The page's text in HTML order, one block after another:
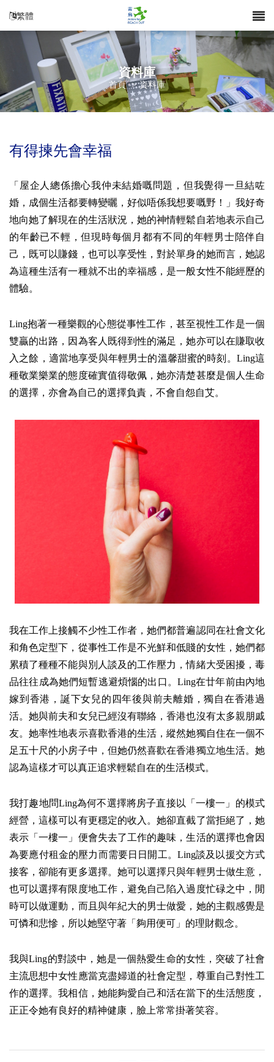
繁體
資料庫
首頁 > 資料庫
有得揀先會幸福
「屋企人總係擔心我仲未結婚嘅問題，但我覺得一旦結咗
婚，成個生活都要轉變曬，好似唔係我想要嘅野！」我好奇
地向她了解現在的生活狀況，她的神情輕鬆自若地表示自己
的年齡已不輕，但現時每個月都有不同的年輕男士陪伴自
己，既可以賺錢，也可以享受性，對於單身的她而言，她認
為這種生活有一種就不出的幸福感，是一般女性不能經歷的
體驗。
Ling抱著一種樂觀的心態從事性工作，甚至視性工作是一個
雙贏的出路，因為客人既得到性的滿足，她亦可以在賺取收
入之餘，適當地享受與年輕男士的溫馨甜蜜的時刻。Ling這
種敬業樂業的態度確實值得敬佩，她亦清楚甚麼是個人生命
的選擇，亦會為自己的選擇負責，不會自怨自艾。
我在工作上接觸不少性工作者，她們都普遍認同在社會文化
和角色定型下，從事性工作是不光鮮和低賤的女性，她們都
累積了種種不能與別人談及的工作壓力，情緒大受困擾，毒
品往往成為她們短暫逃避煩惱的出口。Ling在廿年前由內地
嫁到香港，誕下女兒的四年後與前夫離婚，獨自在香港過
活。她與前夫和女兒已經沒有聯絡，香港也沒有太多親朋戚
友。她率性地表示喜歡香港的生活，縱然她獨自住在一個不
足五十尺的小房子中，但她仍然喜歡在香港獨立地生活。她
認為這樣才可以真正追求輕鬆自在的生活模式。
我打趣地問Ling為何不選擇將房子直接以「一樓一」的模式
經營，這樣可以有更穩定的收入。她卻直截了當拒絕了，她
表示「一樓一」便會失去了工作的趣味，生活的選擇也會因
為要應付租金的壓力而需要日日開工。Ling談及以援交方式
接客，卻能有更多選擇。她可以選擇只與年輕男士做生意，
也可以選擇有限度地工作，避免自己陷入過度忙碌之中，閒
時可以做運動，而且與年紀大的男士做愛，她的主觀感覺是
可憐和悲慘，所以她堅守著「夠用便可」的理財觀念。
我與Ling的對談中，她是一個熱愛生命的女性，突破了社會
主流思想中女性應當克盡婦道的社會定型，尊重自己對性工
作的選擇。我相信，她能夠愛自己和活在當下的生活態度，
正正令她有良好的精神健康，臉上常常掛著笑容。